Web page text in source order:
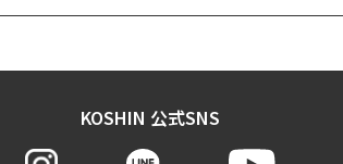
KOSHIN 公式SNS